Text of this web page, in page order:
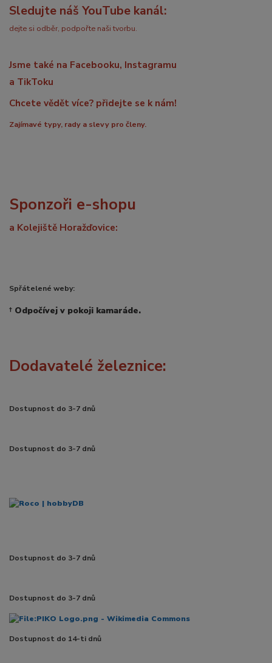
Sledujte náš YouTube kanál:
dejte si odběr, podpořte naši tvorbu.
Jsme také na Facebooku, Instagramu
a TikToku
Chcete vědět více? přidejte se k nám!
Zajímavé typy, rady a slevy pro členy.
Sponzoři e-shopu
a Kolejiště Horažďovice:
Spřátelené weby:
† Odpočívej v pokoji kamaráde.
Dodavatelé železnice:
Dostupnost do 3-7 dnů
Dostupnost do 3-7 dnů
Dostupnost do 3-7 dnů
Dostupnost do 3-7 dnů
Dostupnost do 14-ti dnů